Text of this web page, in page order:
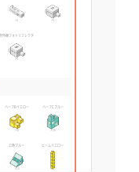
×1 ×1
赤外線フォトリフレクタ
×1
ハーフBイエロー
×8
ハーフCブルー
三角ブルー
×10
ビームイエロー
×2